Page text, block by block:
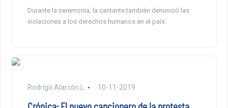
Durante la ceremonia, la cantante también denunció las
violaciones a los derechos humanos en el país.
Rodrigo Alarcón L. 10-11-2019